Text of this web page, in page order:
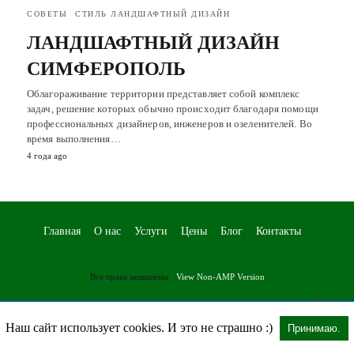
СОВЕТЫ СТИЛЬ ЛАНДШАФТНЫЙ ДИЗАЙН
ЛАНДШАФТНЫЙ ДИЗАЙН
СИМФЕРОПОЛЬ
Облагораживание территории представляет собой комплекс
задач, решение которых обычно происходит благодаря помощи
профессиональных дизайнеров, инженеров и озеленителей. Во
время выполнения…
4 года ago
Главная О нас Услуги Цены Блог Контакты
Все права защищены View Non-AMP Version
Наш сайт использует cookies. И это не страшно :) Принимаю.